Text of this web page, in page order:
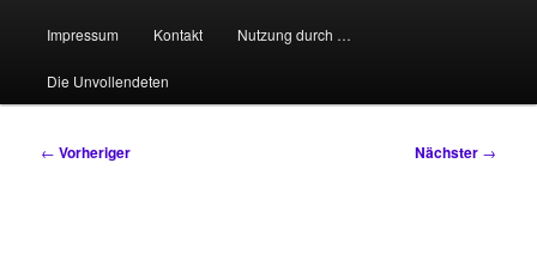
Impressum Kontakt Nutzung durch …
Die Unvollendeten
Beitragsnavigation
← Vorheriger Nächster →